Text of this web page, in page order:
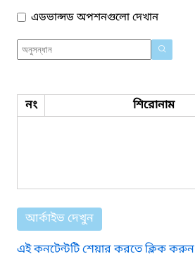
এডভান্সড অপশনগুলো দেখান
নং শিরোনাম
আর্কাইভ দেখুন
এই কনটেন্টটি শেয়ার করতে ক্লিক করুন